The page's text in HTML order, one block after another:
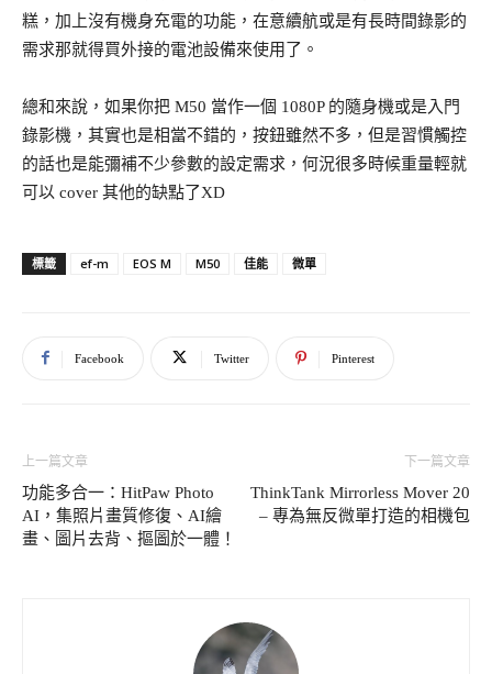
糕，加上沒有機身充電的功能，在意續航或是有長時間錄影的
需求那就得買外接的電池設備來使用了。
總和來說，如果你把 M50 當作一個 1080P 的隨身機或是入門
錄影機，其實也是相當不錯的，按鈕雖然不多，但是習慣觸控
的話也是能彌補不少參數的設定需求，何況很多時候重量輕就
可以 cover 其他的缺點了XD
標籤 ef-m EOS M M50 佳能 微單
Facebook Twitter Pinterest
上一篇文章
功能多合一：HitPaw Photo
AI，集照片畫質修復、AI繪
畫、圖片去背、摳圖於一體！
下一篇文章
ThinkTank Mirrorless Mover 20
– 專為無反微單打造的相機包